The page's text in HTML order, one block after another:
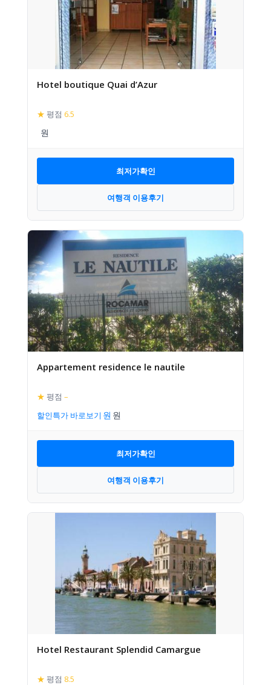
Hotel boutique Quai d’Azur
★ 평점 6.5
최저가확인
여행객 이용후기
Appartement residence le nautile
★ 평점 –
할인특가 바로보기
최저가확인
여행객 이용후기
Hotel Restaurant Splendid Camargue
★ 평점 8.5